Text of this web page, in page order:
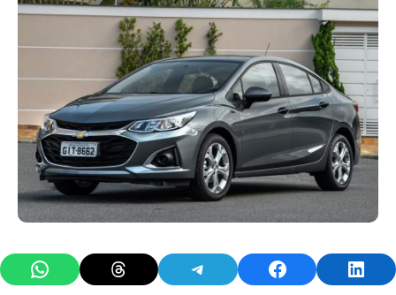
Share on WhatsAppShare on ThreadsShare on TelegramShare on Facebook